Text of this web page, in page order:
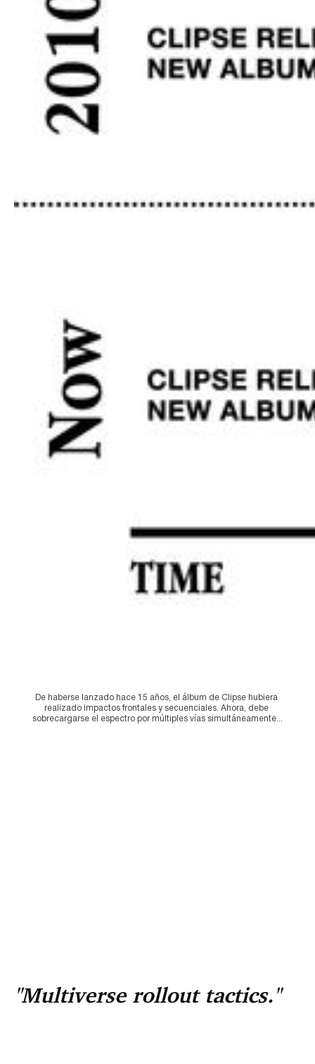
De haberse lanzado hace 15 años, el álbum de Clipse hubiera
realizado impactos frontales y secuenciales. Ahora, debe
sobrecargarse el espectro por múltiples vías simultáneamente...
"Multiverse rollout tactics."